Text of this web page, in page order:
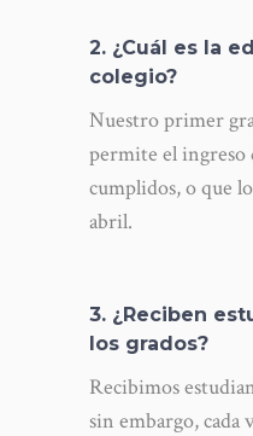
2. ¿Cuál es la
colegio?
Nuestro primer
permite el ingreso
cumplidos, o que
abril.
3. ¿Reciben
los grados?
Recibimos
sin embargo, cada